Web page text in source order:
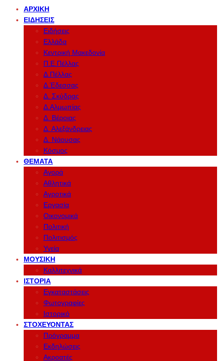
ΑΡΧΙΚΉ
ΕΙΔΉΣΕΙΣ
Ειδήσεις
Ελλάδα
Κεντρική Μακεδονία
Π.Ε.Πέλλας
Δ.Πέλλας
Δ.Έδεσσας
Δ. Σκύδρας
Δ.Αλμωπίας
Δ. Βέροιας
Δ. Αλεξάνδρειας
Δ. Νάουσας
Κόσμος
ΘΈΜΑΤΑ
Αγορά
Αθλητικά
Αγροτικά
Εργασία
Οικονομικά
Πολιτική
Πολιτισμός
Υγεία
ΜΟΥΣΙΚΉ
Καλλιτεχνικά
ΙΣΤΟΡΊΑ
Εγκαταστάσεις
Φωτογραφίες
Ιστορικό
ΣΤΟΧΕΎΟΝΤΑΣ
Πρόγραμμα
Εκδηλώσεις
Ακροατές